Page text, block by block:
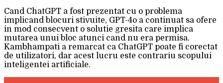
Cand ChatGPT a fost prezentat cu o problema
implicand blocuri stivuite, GPT-4o a continuat sa ofere
in mod consecvent o solutie gresita care implica
mutarea unui bloc atunci cand nu era permisa.
Kambhampati a remarcat ca ChatGPT poate fi corectat
de utilizatori, dar acest lucru este contrariu scopului
inteligentei artificiale.